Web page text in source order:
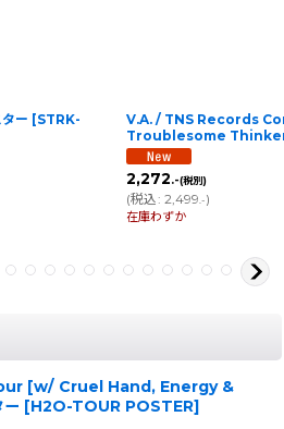
ー [STRK-
V.A. / TNS Records
Troublesome
2,272.-(税別)
(税込: 2,499 .-)
在庫わずか
[w/ Cruel Hand, Energy &
[H2O-TOUR POSTER]